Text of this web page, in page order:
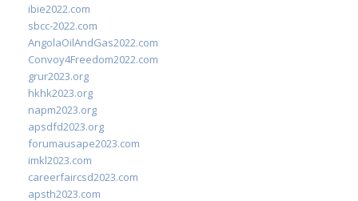
ibie2022.com
sbcc-2022.com
AngolaOilAndGas2022.com
Convoy4Freedom2022.com
grur2023.org
hkhk2023.org
napm2023.org
apsdfd2023.org
forumausape2023.com
imkl2023.com
careerfaircsd2023.com
apsth2023.com